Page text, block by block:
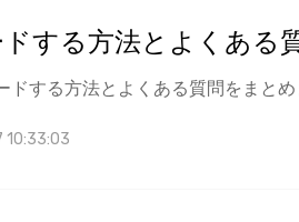
する方法とよくある
ドする方法とよくある質問をまとめ
10:33:03